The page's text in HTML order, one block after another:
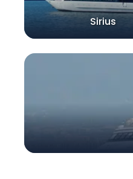
Sirius